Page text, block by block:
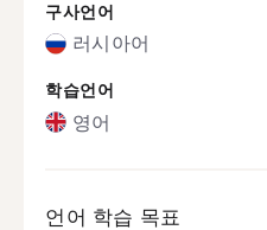
구사언어
러시아어
학습언어
영어
언어 학습 목표